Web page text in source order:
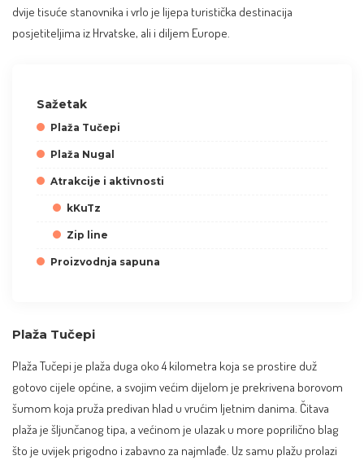
dvije tisuće stanovnika i vrlo je lijepa turistička destinacija
posjetiteljima iz Hrvatske, ali i diljem Europe.
Sažetak
Plaža Tučepi
Plaža Nugal
Atrakcije i aktivnosti
kKuTz
Zip line
Proizvodnja sapuna
Plaža Tučepi
Plaža Tučepi je plaža duga oko 4 kilometra koja se prostire duž
gotovo cijele općine, a svojim većim dijelom je prekrivena borovom
šumom koja pruža predivan hlad u vrućim ljetnim danima. Čitava
plaža je šljunčanog tipa, a većinom je ulazak u more poprilično blag
što je uvijek prigodno i zabavno za najmlađe. Uz samu plažu prolazi